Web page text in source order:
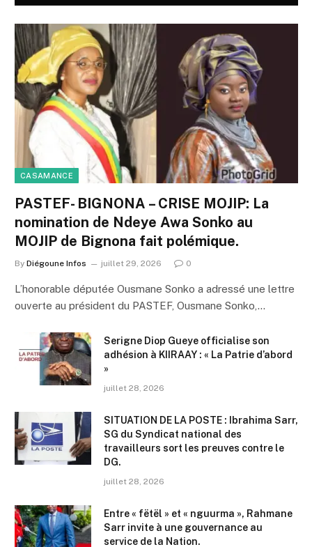
CASAMANCE
PASTEF- BIGNONA – CRISE MOJIP: La
nomination de Ndeye Awa Sonko au
MOJIP de Bignona fait polémique.
By Diégoune Infos juillet 29, 2026 0
L’honorable députée Ousmane Sonko a adressé une lettre
ouverte au président du PASTEF, Ousmane Sonko,…
Serigne Diop Gueye officialise son
adhésion à KIIRAAY : « La Patrie d’abord
»
juillet 28, 2026
SITUATION DE LA POSTE : Ibrahima Sarr,
SG du Syndicat national des
travailleurs sort les preuves contre le
DG.
juillet 28, 2026
Entre « fëtël » et « nguurma », Rahmane
Sarr invite à une gouvernance au
service de la Nation.